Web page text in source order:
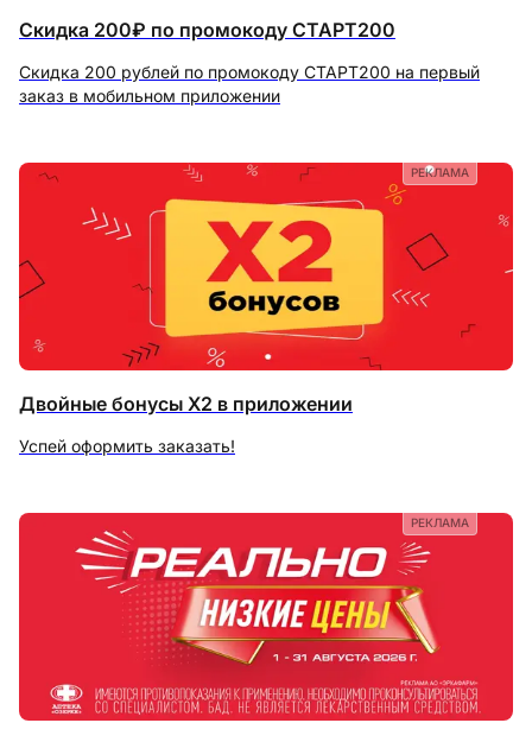
Скидка 200₽ по промокоду СТАРТ200
Скидка 200 рублей по промокоду СТАРТ200 на первый
заказ в мобильном приложении
Двойные бонусы X2 в приложении
Успей оформить заказать!
РЕКЛАМА
РЕКЛАМА